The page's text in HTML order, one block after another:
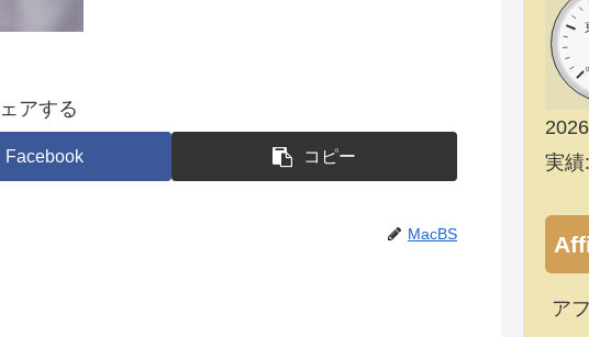
アする
Facebook コピー
MacBS
0
実績
ア